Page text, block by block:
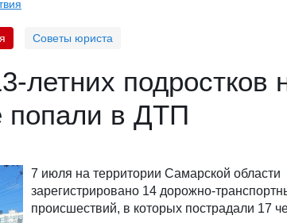
Советы юриста
летних подростков
попали в ДТП
7 июля на территории Самарской области
зарегистрировано 14 дорожно-
происшествий, в которых пострадали 17